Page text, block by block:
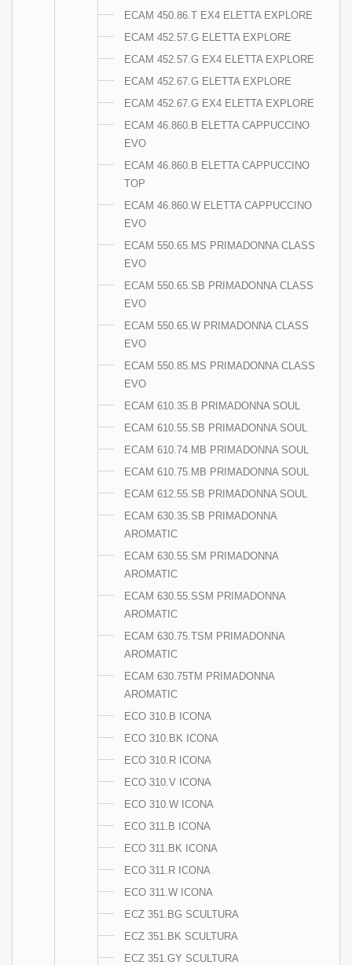
ECAM 450.86.T EX4 ELETTA EXPLORE
ECAM 452.57.G ELETTA EXPLORE
ECAM 452.57.G EX4 ELETTA EXPLORE
ECAM 452.67.G ELETTA EXPLORE
ECAM 452.67.G EX4 ELETTA EXPLORE
ECAM 46.860.B ELETTA CAPPUCCINO
EVO
ECAM 46.860.B ELETTA CAPPUCCINO
TOP
ECAM 46.860.W ELETTA CAPPUCCINO
EVO
ECAM 550.65.MS PRIMADONNA CLASS
EVO
ECAM 550.65.SB PRIMADONNA CLASS
EVO
ECAM 550.65.W PRIMADONNA CLASS
EVO
ECAM 550.85.MS PRIMADONNA CLASS
EVO
ECAM 610.35.B PRIMADONNA SOUL
ECAM 610.55.SB PRIMADONNA SOUL
ECAM 610.74.MB PRIMADONNA SOUL
ECAM 610.75.MB PRIMADONNA SOUL
ECAM 612.55.SB PRIMADONNA SOUL
ECAM 630.35.SB PRIMADONNA
AROMATIC
ECAM 630.55.SM PRIMADONNA
AROMATIC
ECAM 630.55.SSM PRIMADONNA
AROMATIC
ECAM 630.75.TSM PRIMADONNA
AROMATIC
ECAM 630.75TM PRIMADONNA
AROMATIC
ECO 310.B ICONA
ECO 310.BK ICONA
ECO 310.R ICONA
ECO 310.V ICONA
ECO 310.W ICONA
ECO 311.B ICONA
ECO 311.BK ICONA
ECO 311.R ICONA
ECO 311.W ICONA
ECZ 351.BG SCULTURA
ECZ 351.BK SCULTURA
ECZ 351.GY SCULTURA